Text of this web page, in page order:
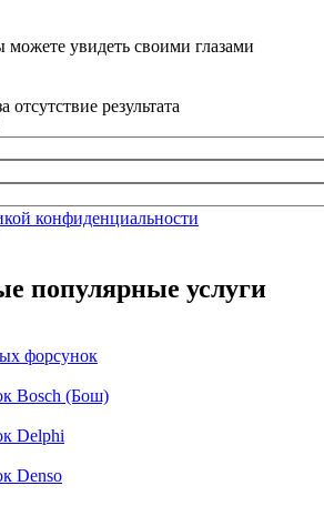
увидеть своими глазами
результата
конфиденциальности*
конфиденциальности
популярные услуги
форсунок
Bosch (Бош)
Delphi
Denso